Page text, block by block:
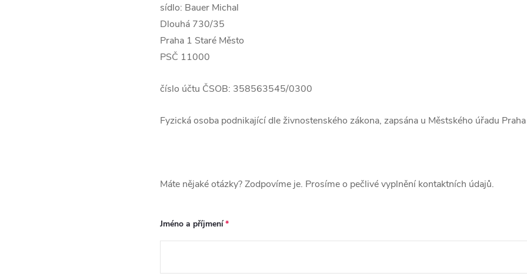
sídlo: Bauer Michal
Dlouhá 730/35
Praha 1 Staré Město
PSČ 11000
číslo účtu ČSOB: 358563545/0300
Fyzická osoba podnikající dle živnostenského zákona, zapsána u Městského úřadu
Máte nějaké otázky? Zodpovíme je. Prosíme o pečlivé vyplnění kontaktních údajů.
Jméno a příjmení